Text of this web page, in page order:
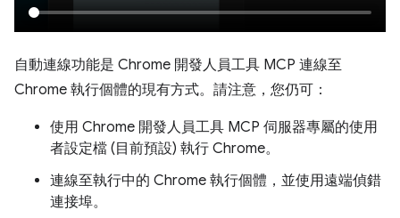
自動連線功能是 Chrome 開發人員工具 MCP 連線至
Chrome 執行個體的現有方式。請注意，您仍可：
使用 Chrome 開發人員工具 MCP 伺服器專屬的使用
者設定檔 (目前預設) 執行 Chrome。
連線至執行中的 Chrome 執行個體，並使用遠端偵錯
連接埠。